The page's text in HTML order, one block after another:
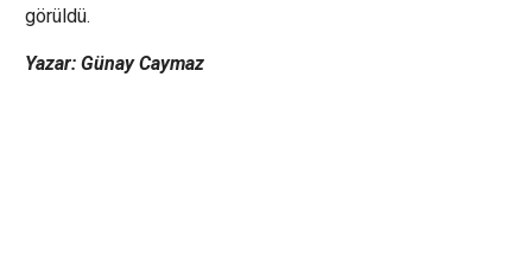
görüldü.
Yazar: Günay Caymaz